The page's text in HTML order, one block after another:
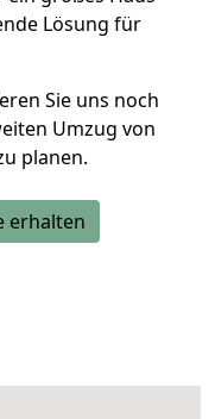
Lösung für
Sie uns noch
Umzug von
planen.
erhalten